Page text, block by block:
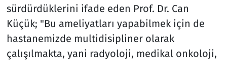
sürdürdüklerini ifade eden Prof. Dr. Can
Küçük; "Bu ameliyatları yapabilmek için de
hastanemizde multidisipliner olarak
çalışılmakta, yani radyoloji, medikal onkoloji,